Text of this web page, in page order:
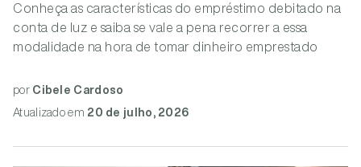
Conheça as características do empréstimo debitado na
conta de luz e saiba se vale a pena recorrer a essa
modalidade na hora de tomar dinheiro emprestado
por Cibele Cardoso
Atualizado em 20 de julho, 2026